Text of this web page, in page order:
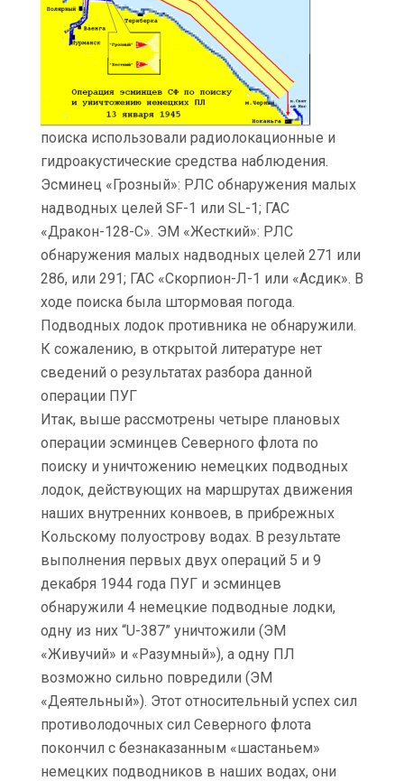
поиска использовали радиолокационные и
гидроакустические средства наблюдения.
Эсминец «Грозный»: РЛС обнаружения малых
надводных целей SF-1 или SL-1; ГАС
«Дракон-128-С». ЭМ «Жесткий»: РЛС
обнаружения малых надводных целей 271 или
286, или 291; ГАС «Скорпион-Л-1 или «Асдик». В
ходе поиска была штормовая погода.
Подводных лодок противника не обнаружили.
К сожалению, в открытой литературе нет
сведений о результатах разбора данной
операции ПУГ
Итак, выше рассмотрены четыре плановых
операции эсминцев Северного флота по
поиску и уничтожению немецких подводных
лодок, действующих на маршрутах движения
наших внутренних конвоев, в прибрежных
Кольскому полуострову водах. В результате
выполнения первых двух операций 5 и 9
декабря 1944 года ПУГ и эсминцев
обнаружили 4 немецкие подводные лодки,
одну из них “U-387” уничтожили (ЭМ
«Живучий» и «Разумный»), а одну ПЛ
возможно сильно повредили (ЭМ
«Деятельный»). Этот относительный успех сил
противолодочных сил Северного флота
покончил с безнаказанным «шастаньем»
немецких подводников в наших водах, они